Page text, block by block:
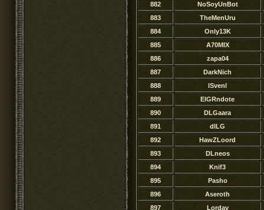
882
NoSoyUnBot
883
TheMenUru
884
Only13K
885
A70MIX
886
zapa04
887
DarkNich
888
lSvenl
889
ElGRndote
890
DLGaara
891
dlLG
892
HawZLoord
893
DLneos
894
Knif3
895
Pasho
896
Aseroth
897
Lordav